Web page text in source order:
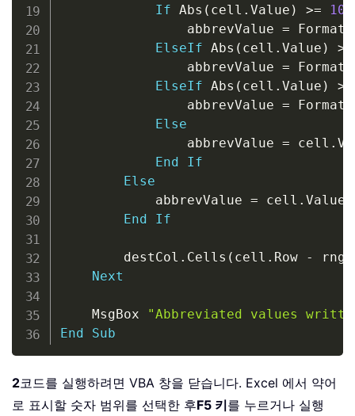
If Abs ( cell . Value ) >=
                abbrevValue
= Format
ElseIf Abs ( cell . Value ) >
                abbrevValue
= Format
ElseIf Abs ( cell . Value ) >
                abbrevValue
= Format
Else
                abbrevValue
= cell .
End
If
Else
            abbrevValue
= cell . Value
End
If
        destCol
. Cells ( cell . Row - rng
Next
    MsgBox
"Abbreviated values
End
Sub
2코드를 실행하려면 VBA 창을 닫습니다. Excel 에서 약어
로 표시할 숫자 범위를 선택한 후F5 키를 누르거나 실행